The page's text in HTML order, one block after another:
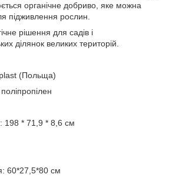
органічне добриво, яке можна
підживлення рослин.
рішення для садів і
ділянок великих територій.
(Польща)
198 * 71,9 * 8,6 см
60*27,5*80 см